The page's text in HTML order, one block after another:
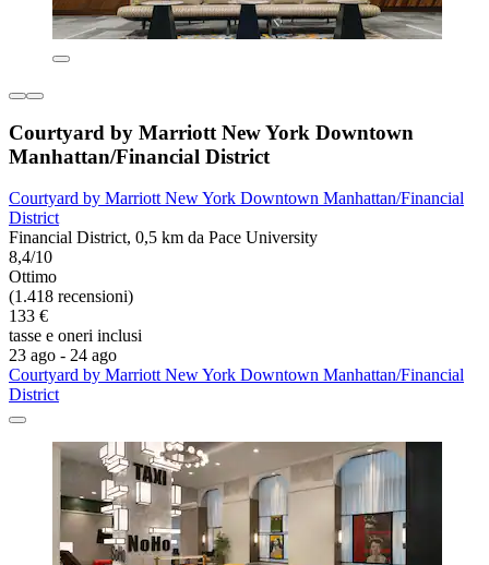
Courtyard by Marriott New York Downtown
Manhattan/Financial District
Courtyard by Marriott New York Downtown Manhattan/Financial
District
Financial District, 0,5 km da Pace University
8,4/10
Ottimo
(1.418 recensioni)
133 €
tasse e oneri inclusi
23 ago - 24 ago
Courtyard by Marriott New York Downtown Manhattan/Financial
District